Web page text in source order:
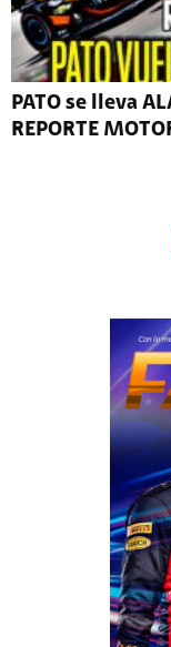
PATO se lleva
REPORTE